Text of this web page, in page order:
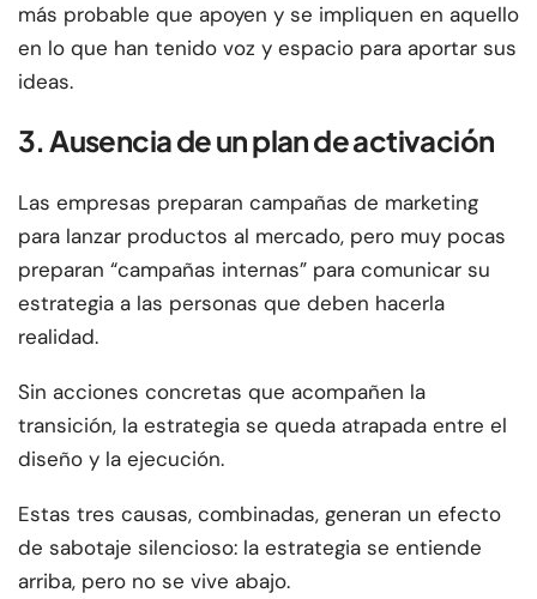
más probable que apoyen y se impliquen en aquello
en lo que han tenido voz y espacio para aportar sus
ideas.
3. Ausencia de un plan de activación
Las empresas preparan campañas de marketing
para lanzar productos al mercado, pero muy pocas
preparan “campañas internas” para comunicar su
estrategia a las personas que deben hacerla
realidad.
Sin acciones concretas que acompañen la
transición, la estrategia se queda atrapada entre el
diseño y la ejecución.
Estas tres causas, combinadas, generan un efecto
de sabotaje silencioso: la estrategia se entiende
arriba, pero no se vive abajo.